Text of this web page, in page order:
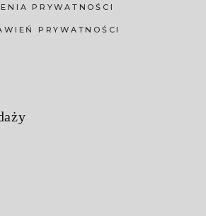
PRYWATNOŚCI
PRYWATNOŚCI